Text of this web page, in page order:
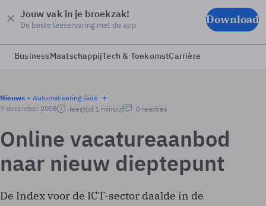
Jouw vak in je broekzak!
De beste leeservaring met de app Download
BusinessMaatschappijTech & ToekomstCarrière
Nieuws
Automatisering Gids
9 december 2008
leestijd 1 minuut 0 reacties
Online vacatureaanbod
naar nieuw dieptepunt
De Index voor de ICT-sector daalde in de